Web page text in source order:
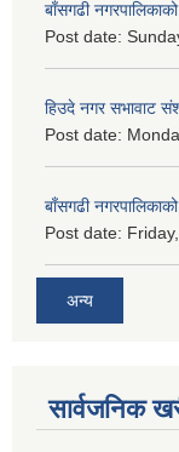
बाँसगढी
Post date:
हिउदे नगर सभावाट
Post date:
बाँसगढी
Post date:
अन्य
सार्वजनिक